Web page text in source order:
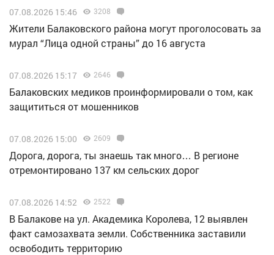
07.08.2026 15:46 3208
Жители Балаковского района могут проголосовать за
мурал “Лица одной страны” до 16 августа
07.08.2026 15:17 2646
Балаковских медиков проинформировали о том, как
защититься от мошенников
07.08.2026 15:00 2609
Дорога, дорога, ты знаешь так много… В регионе
отремонтировано 137 км сельских дорог
07.08.2026 14:52 2522
В Балакове на ул. Академика Королева, 12 выявлен
факт самозахвата земли. Собственника заставили
освободить территорию